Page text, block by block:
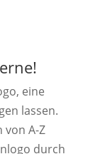
eine
lassen.
von A-Z
durch